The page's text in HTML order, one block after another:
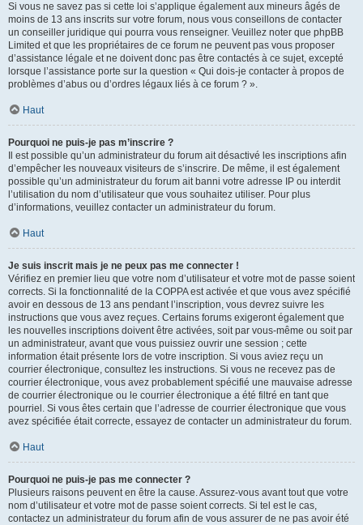
Si vous ne savez pas si cette loi s’applique également aux mineurs âgés de
moins de 13 ans inscrits sur votre forum, nous vous conseillons de contacter
un conseiller juridique qui pourra vous renseigner. Veuillez noter que phpBB
Limited et que les propriétaires de ce forum ne peuvent pas vous proposer
d’assistance légale et ne doivent donc pas être contactés à ce sujet, excepté
lorsque l’assistance porte sur la question « Qui dois-je contacter à propos de
problèmes d’abus ou d’ordres légaux liés à ce forum ? ».
Haut
Pourquoi ne puis-je pas m’inscrire ?
Il est possible qu’un administrateur du forum ait désactivé les inscriptions afin
d’empêcher les nouveaux visiteurs de s’inscrire. De même, il est également
possible qu’un administrateur du forum ait banni votre adresse IP ou interdit
l’utilisation du nom d’utilisateur que vous souhaitez utiliser. Pour plus
d’informations, veuillez contacter un administrateur du forum.
Haut
Je suis inscrit mais je ne peux pas me connecter !
Vérifiez en premier lieu que votre nom d’utilisateur et votre mot de passe soient
corrects. Si la fonctionnalité de la COPPA est activée et que vous avez spécifié
avoir en dessous de 13 ans pendant l’inscription, vous devrez suivre les
instructions que vous avez reçues. Certains forums exigeront également que
les nouvelles inscriptions doivent être activées, soit par vous-même ou soit par
un administrateur, avant que vous puissiez ouvrir une session ; cette
information était présente lors de votre inscription. Si vous aviez reçu un
courrier électronique, consultez les instructions. Si vous ne recevez pas de
courrier électronique, vous avez probablement spécifié une mauvaise adresse
de courrier électronique ou le courrier électronique a été filtré en tant que
pourriel. Si vous êtes certain que l’adresse de courrier électronique que vous
avez spécifiée était correcte, essayez de contacter un administrateur du forum.
Haut
Pourquoi ne puis-je pas me connecter ?
Plusieurs raisons peuvent en être la cause. Assurez-vous avant tout que votre
nom d’utilisateur et votre mot de passe soient corrects. Si tel est le cas,
contactez un administrateur du forum afin de vous assurer de ne pas avoir été